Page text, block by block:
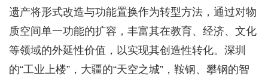
遗产将形式改造与功能置换作为转型方法，通过对物
质空间单一功能的扩容，丰富其在教育、经济、文化
等领域的外延性价值，以实现其创造性转化。深圳
的“工业上楼”，大疆的“天空之城”，鞍钢、攀钢的智